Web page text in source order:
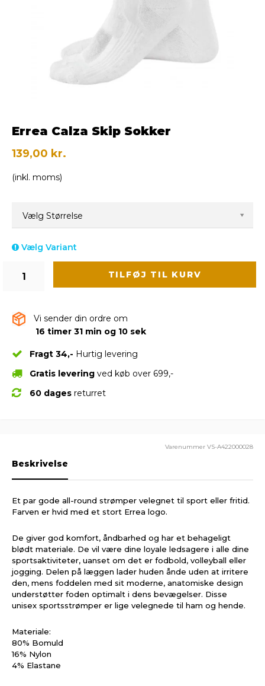
Errea Calza Skip Sokker
139,00 kr.
(inkl. moms)
Vælg Størrelse
Vælg Variant
TILFØJ TIL KURV
Vi sender din ordre om
16 timer 31 min og 9 sek
Fragt 34,- Hurtig levering
Gratis levering ved køb over 699,-
60 dages returret
Varenummer VS-A422000028
Beskrivelse
Et par gode all-round strømper velegnet til sport eller fritid.
Farven er hvid med et stort Errea logo.
De giver god komfort, åndbarhed og har et behageligt
blødt materiale. De vil være dine loyale ledsagere i alle dine
sportsaktiviteter, uanset om det er fodbold, volleyball eller
jogging. Delen på læggen lader huden ånde uden at irritere
den, mens foddelen med sit moderne, anatomiske design
understøtter foden optimalt i dens bevægelser. Disse
unisex sportsstrømper er lige velegnede til ham og hende.
Materiale:
80% Bomuld
16% Nylon
4% Elastane